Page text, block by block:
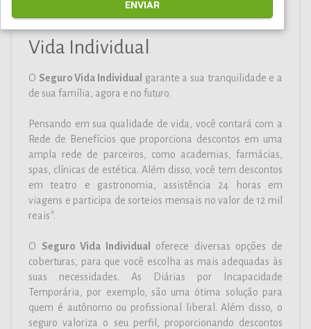
de Seguros Ltda - Seguro de
Vida Individual
O Seguro Vida Individual garante a sua tranquilidade e a
de sua família, agora e no futuro.
Pensando em sua qualidade de vida, você contará com a
Rede de Benefícios que proporciona descontos em uma
ampla rede de parceiros, como academias, farmácias,
spas, clínicas de estética. Além disso, você tem descontos
em teatro e gastronomia, assistência 24 horas em
viagens e participa de sorteios mensais no valor de 12 mil
reais*.
O Seguro Vida Individual
oferece diversas opções de
coberturas, para que você escolha as mais adequadas às
suas necessidades. As Diárias por Incapacidade
Temporária, por exemplo, são uma ótima solução para
quem é autônomo ou profissional liberal. Além disso, o
seguro valoriza o seu perfil, proporcionando descontos
ENVIAR